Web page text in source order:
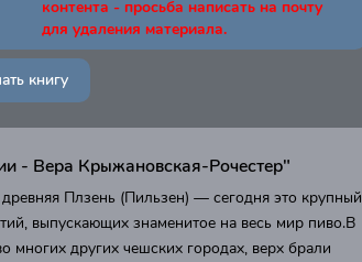
контента - просьба написать на почту
для удаления материала.
книгу
- Вера Крыжановская-Рочестер"
Плзень (Пильзен) — сегодня это крупный
выпускающих знаменитое на весь мир пиво.В
многих других чешских городах, верх брали